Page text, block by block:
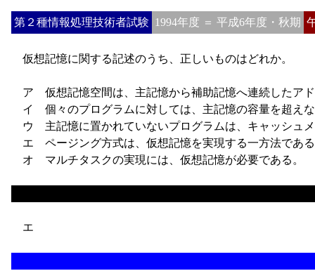
第２種情報処理技術者試験 1994年度 ＝ 平成6年度・秋期
仮想記憶に関する記述のうち、正しいものはどれか。
ア 仮想記憶空間は、主記憶から補助記憶へ連続したア
イ
個々のプログラムに対しては、主記憶の容量を超え
ウ
主記憶に置かれていないプログラムは、キャッシュ
エ ページング方式は、仮想記憶を実現する一方法であ
オ マルチタスクの実現には、仮想記憶が必要である。
エ